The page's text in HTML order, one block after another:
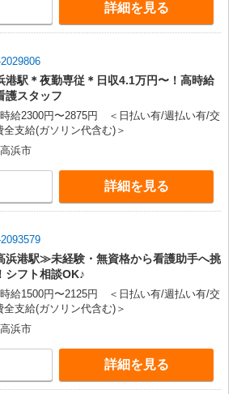
詳細を見る
港駅＊夜勤専従＊日収4.1万円〜！高時給
護スタッフ
時給2300円〜2875円 ＜日払い有/週払い有/交
全支給(ガソリン代含む)＞
高浜市
詳細を見る
港駅≫未経験・無資格から看護助手へ挑
シフト相談OK♪
時給1500円〜2125円 ＜日払い有/週払い有/交
全支給(ガソリン代含む)＞
高浜市
詳細を見る